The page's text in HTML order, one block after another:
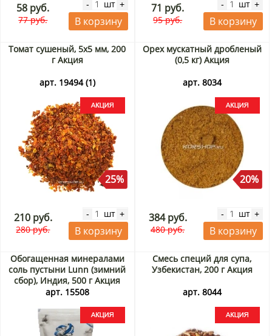
58 руб.
77 руб.
- шт +
В корзину
71 руб.
95 руб.
- шт +
В корзину
Томат сушеный, 5х5 мм, 200
г Акция
арт. 19494 (1)
25%
210 руб.
280 руб.
- шт +
В корзину
Орех мускатный дробленый
(0,5 кг) Акция
арт. 8034
20%
384 руб.
480 руб.
- шт +
В корзину
Обогащенная минералами
соль пустыни Lunn (зимний
сбор), Индия, 500 г Акция
арт. 15508
Смесь специй для супа,
Узбекистан, 200 г Акция
арт. 8044